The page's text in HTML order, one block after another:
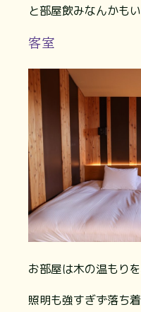
と部屋飲みなんかもい
客室
お部屋は木の温もり
照明も強すぎず落ち